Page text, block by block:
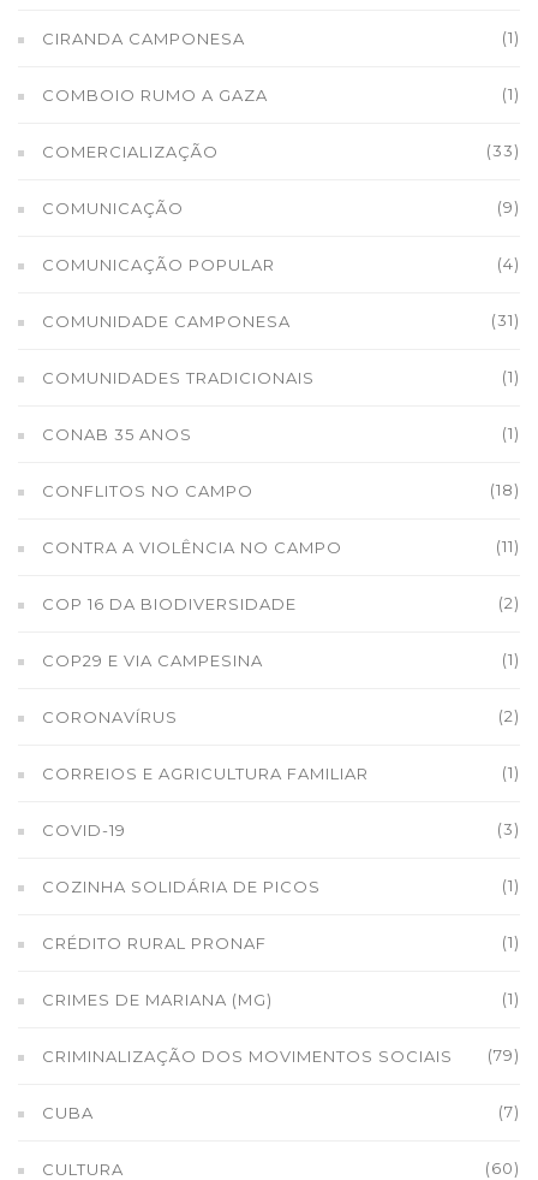
CIRANDA CAMPONESA (1)
COMBOIO RUMO A GAZA (1)
COMERCIALIZAÇÃO (33)
COMUNICAÇÃO (9)
COMUNICAÇÃO POPULAR (4)
COMUNIDADE CAMPONESA (31)
COMUNIDADES TRADICIONAIS (1)
CONAB 35 ANOS (1)
CONFLITOS NO CAMPO (18)
CONTRA A VIOLÊNCIA NO CAMPO (11)
COP 16 DA BIODIVERSIDADE (2)
COP29 E VIA CAMPESINA (1)
CORONAVÍRUS (2)
CORREIOS E AGRICULTURA FAMILIAR (1)
COVID-19 (3)
COZINHA SOLIDÁRIA DE PICOS (1)
CRÉDITO RURAL PRONAF (1)
CRIMES DE MARIANA (MG) (1)
CRIMINALIZAÇÃO DOS MOVIMENTOS SOCIAIS (79)
CUBA (7)
CULTURA (60)